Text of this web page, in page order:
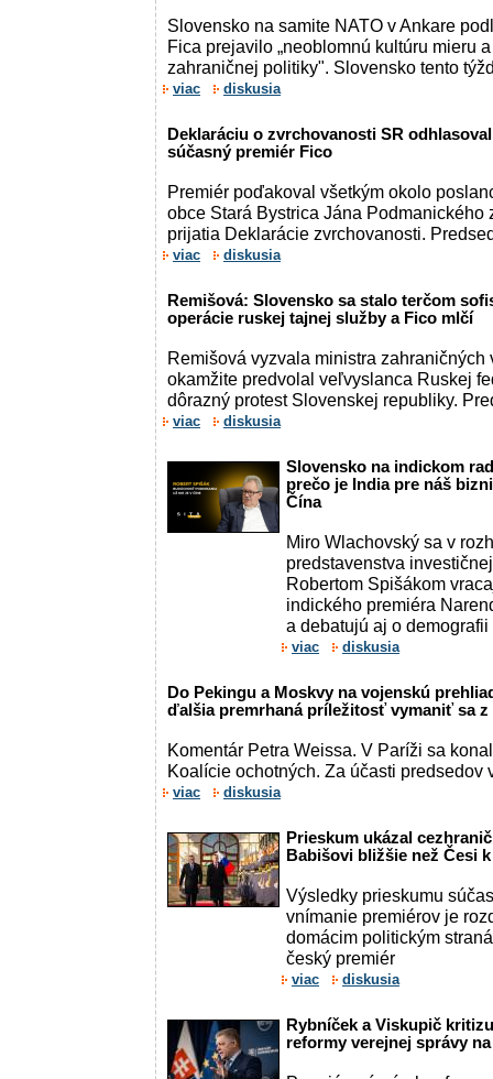
Slovensko na samite NATO v Ankare
Fica prejavilo „neoblomnú kultúru mieru
zahraničnej politiky". Slovensko tento
viac diskusia
Deklaráciu o zvrchovanosti SR
súčasný premiér Fico
Premiér poďakoval všetkým okolo
obce Stará Bystrica Jána Podmanického
prijatia Deklarácie zvrchovanosti.
viac diskusia
Remišová: Slovensko sa stalo terčom
operácie ruskej tajnej služby a Fico mlčí
Remišová vyzvala ministra
okamžite predvolal veľvyslanca Ruskej
dôrazný protest Slovenskej republiky.
viac diskusia
Slovensko na indickom
prečo je India pre náš
Čína
Miro Wlachovský sa v
predstavenstva
Robertom Spišákom
indického premiéra
a debatujú aj o demografii
viac diskusia
Do Pekingu a Moskvy na vojenskú
ďalšia premrhaná príležitosť vymaniť sa z
Komentár Petra Weissa. V Paríži sa
Koalície ochotných. Za účasti predsedov
viac diskusia
Prieskum ukázal
Babišovi bližšie než Česi
Výsledky prieskumu
vnímanie premiérov je
domácim politickým
český premiér
viac diskusia
Rybníček a Viskupič
reformy verejnej správy